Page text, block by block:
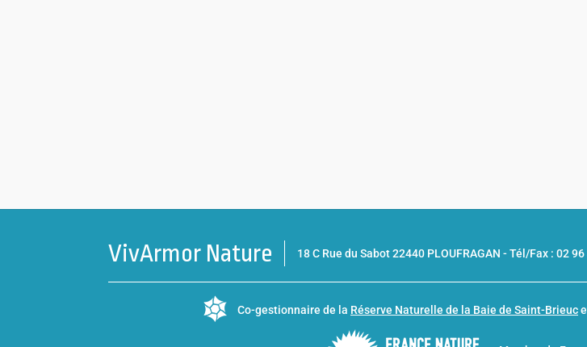
VivArmor Nature 18 C Rue du Sabot 22440 PLOUFRAGAN -Tél/Fax : 02
Co-gestionnaire de la Réserve Naturelle de la Baie de Saint-Brieuc